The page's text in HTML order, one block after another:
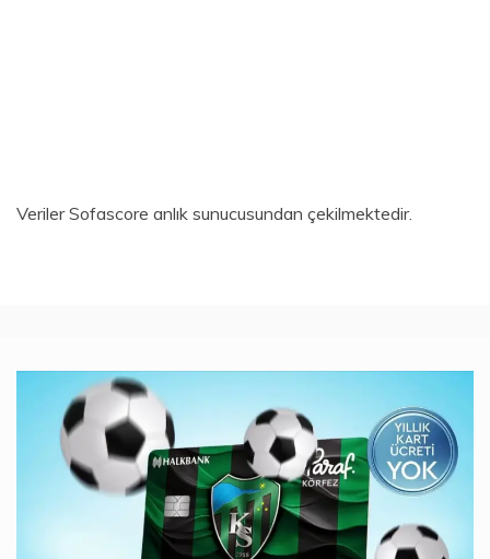
VerilerSofascore anlık sunucusundan çekilmektedir.